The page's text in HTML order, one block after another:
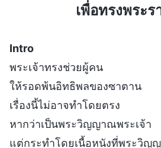
เพื่อทรงพระร
Intro
พระเจ้าทรงช่วยผู้คน
ให้รอดพ้นอิทธิพลของซาตาน
เรื่องนี้ไม่อาจทำโดยตรง
หากว่าเป็นพระวิญญาณพระเจ้า
แต่กระทำโดยเนื้อหนังที่พระวิญ